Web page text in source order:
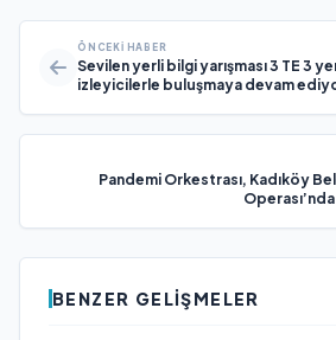
ÖNCEKI HABER
Sevilen yerli bilgi yarışması 3 TE 3
izleyicilerle buluşmaya devam
Pandemi Orkestrası, Kadıköy
BENZER GELIŞMELER